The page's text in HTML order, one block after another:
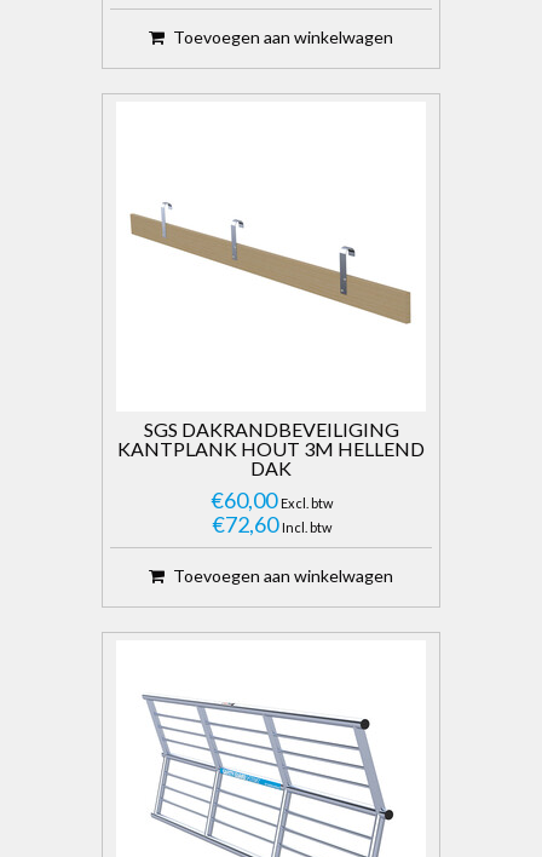
Toevoegen aan winkelwagen
SGS DAKRANDBEVEILIGING
KANTPLANK HOUT 3M HELLEND
DAK
€60,00 Excl. btw
€72,60 Incl. btw
Toevoegen aan winkelwagen